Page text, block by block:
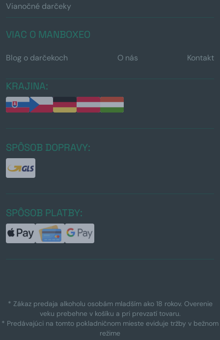
Vianočné darčeky
VIAC O MANBOXEO
Blog o darčekoch O nás Kontakt
KRAJINA:
SPÔSOB DOPRAVY:
SPÔSOB PLATBY:
* Zákaz predaja alkoholu osobám mladším ako 18 rokov. Overenie
veku prebehne v košíku a pri prevzatí tovaru.
* Predávajúci na tomto pokladničnom mieste eviduje tržby v bežnom
režime